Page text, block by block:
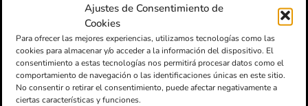
Ajustes de Consentimiento de
Cookies
Para ofrecer las mejores experiencias, utilizamos tecnologías como las
cookies para almacenar y/o acceder a la información del dispositivo. El
consentimiento a estas tecnologías nos permitirá procesar datos como el
comportamiento de navegación o las identificaciones únicas en este sitio.
No consentir o retirar el consentimiento, puede afectar negativamente a
ciertas características y funciones.
+ Afegir a Google Calendar
Exportar + iCal / Outlook